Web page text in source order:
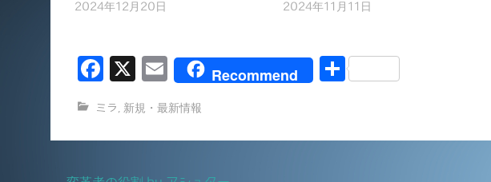
2024年12月20日
2024年11月11日
F
c
e
X
E
ai
l
Recommend
共
ミラ 新規・最新情報